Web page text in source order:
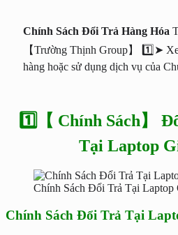
Chính Sách Đổi Trả Hàng Hóa
【Trường Thịnh Group】 1️⃣➤
hàng hoặc sử dụng dịch vụ của
1️⃣【 Chính Sách】
Tại Laptop
Chính Sách Đổi Trả Tại
Chính Sách Đổi Trả Tại